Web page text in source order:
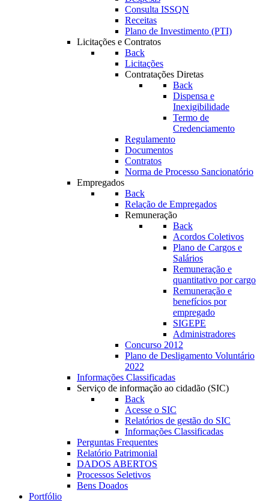
Consulta ISSQN
Receitas
Plano de Investimento (PTI)
Licitações e Contratos
Back
Licitações
Contratações Diretas
Back
Dispensa e
Inexigibilidade
Termo de
Credenciamento
Regulamento
Documentos
Contratos
Norma de Processo Sancionatório
Empregados
Back
Relação de Empregados
Remuneração
Back
Acordos Coletivos
Plano de Cargos e
Salários
Remuneração e
quantitativo por cargo
Remuneração e
benefícios por
empregado
SIGEPE
Administradores
Concurso 2012
Plano de Desligamento Voluntário
2022
Informações Classificadas
Serviço de informação ao cidadão (SIC)
Back
Acesse o SIC
Relatórios de gestão do SIC
Informações Classificadas
Perguntas Frequentes
Relatório Patrimonial
DADOS ABERTOS
Processos Seletivos
Bens Doados
Portfólio